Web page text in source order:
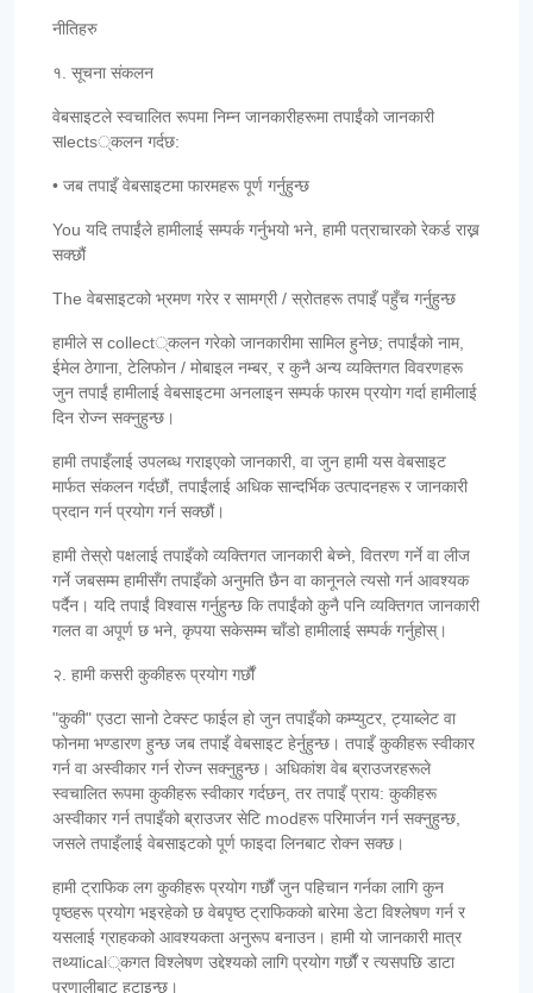
नीतिहरु
१. सूचना संकलन
वेबसाइटले स्वचालित रूपमा निम्न जानकारीहरूमा तपाईंको जानकारी
सlects्कलन गर्दछ:
• जब तपाइँ वेबसाइटमा फारमहरू पूर्ण गर्नुहुन्छ
You यदि तपाईंले हामीलाई सम्पर्क गर्नुभयो भने, हामी पत्राचारको रेकर्ड राख्न
सक्छौं
The वेबसाइटको भ्रमण गरेर र सामग्री / स्रोतहरू तपाइँ पहुँच गर्नुहुन्छ
हामीले स collect्कलन गरेको जानकारीमा सामिल हुनेछ; तपाईंको नाम,
ईमेल ठेगाना, टेलिफोन / मोबाइल नम्बर, र कुनै अन्य व्यक्तिगत विवरणहरू
जुन तपाईं हामीलाई वेबसाइटमा अनलाइन सम्पर्क फारम प्रयोग गर्दा हामीलाई
दिन रोज्न सक्नुहुन्छ।
हामी तपाइँलाई उपलब्ध गराइएको जानकारी, वा जुन हामी यस वेबसाइट
मार्फत संकलन गर्दछौं, तपाईंलाई अधिक सान्दर्भिक उत्पादनहरू र जानकारी
प्रदान गर्न प्रयोग गर्न सक्छौं।
हामी तेस्रो पक्षलाई तपाइँको व्यक्तिगत जानकारी बेच्ने, वितरण गर्ने वा लीज
गर्ने जबसम्म हामीसँग तपाइँको अनुमति छैन वा कानूनले त्यसो गर्न आवश्यक
पर्दैन। यदि तपाईं विश्वास गर्नुहुन्छ कि तपाईंको कुनै पनि व्यक्तिगत जानकारी
गलत वा अपूर्ण छ भने, कृपया सकेसम्म चाँडो हामीलाई सम्पर्क गर्नुहोस्।
२. हामी कसरी कुकीहरू प्रयोग गर्छौं
"कुकी" एउटा सानो टेक्स्ट फाईल हो जुन तपाइँको कम्प्युटर, ट्याब्लेट वा
फोनमा भण्डारण हुन्छ जब तपाइँ वेबसाइट हेर्नुहुन्छ। तपाइँ कुकीहरू स्वीकार
गर्न वा अस्वीकार गर्न रोज्न सक्नुहुन्छ। अधिकांश वेब ब्राउजरहरूले
स्वचालित रूपमा कुकीहरू स्वीकार गर्दछन्, तर तपाइँ प्राय: कुकीहरू
अस्वीकार गर्न तपाइँको ब्राउजर सेटि modहरू परिमार्जन गर्न सक्नुहुन्छ,
जसले तपाइँलाई वेबसाइटको पूर्ण फाइदा लिनबाट रोक्न सक्छ।
हामी ट्राफिक लग कुकीहरू प्रयोग गर्छौं जुन पहिचान गर्नका लागि कुन
पृष्ठहरू प्रयोग भइरहेको छ वेबपृष्ठ ट्राफिकको बारेमा डेटा विश्लेषण गर्न र
यसलाई ग्राहकको आवश्यकता अनुरूप बनाउन। हामी यो जानकारी मात्र
तथ्याical्कगत विश्लेषण उद्देश्यको लागि प्रयोग गर्छौं र त्यसपछि डाटा
प्रणालीबाट हटाइन्छ।